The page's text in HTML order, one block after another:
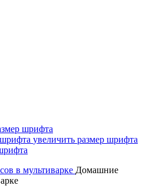
шрифта
увеличить размер шрифта
Домашние